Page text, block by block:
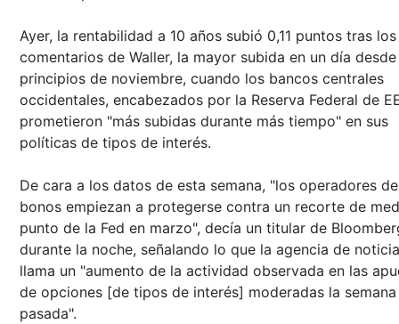
Ayer, la rentabilidad a 10 años subió 0,11 puntos tras los
comentarios de Waller, la mayor subida en un día desde
principios de noviembre, cuando los bancos centrales
occidentales, encabezados por la Reserva Federal de
prometieron "más subidas durante más tiempo" en sus
políticas de tipos de interés.
De cara a los datos de esta semana, "los operadores de
bonos empiezan a protegerse contra un recorte de
punto de la Fed en marzo", decía un titular de
durante la noche, señalando lo que la agencia de
llama un "aumento de la actividad observada en las
de opciones [de tipos de interés] moderadas la semana
pasada".